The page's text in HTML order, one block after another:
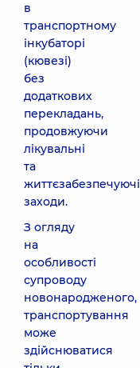
в
транспортному
інкубаторі
(кювезі)
без
додаткових
перекладань,
продовжуючи
лікувальні
та
життєзабезпечуючі
заходи.
З огляду
на
особливості
супроводу
новонародженого,
транспортування
може
здійснюватися